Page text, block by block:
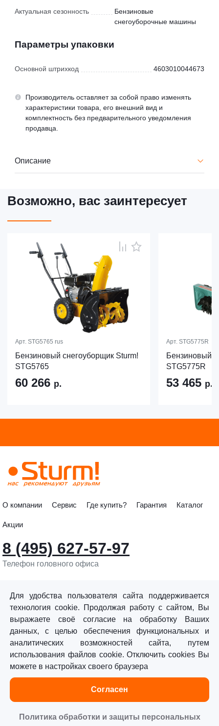
Актуальная сезонность
Бензиновые
снегоуборочные машины
Параметры упаковки
Основной штрихкод 4603010044673
Производитель оставляет за собой право изменять
характеристики товара, его внешний вид и
комплектность без предварительного уведомления
продавца.
Описание
Возможно, вас заинтересует
Арт. STG5765 rus
Бензиновый снегоуборщик Sturm!
STG5765
60 266 р.
Арт. STG5775R
Бензиновый
STG5775R
53 465 р.
О компании Сервис Где купить? Гарантия Каталог
Акции
8 (495) 627-57-97
Телефон головного офиса
©«Sturm!» 2011–2026 ®
Все права защищены.
Политика обработки персональных данных
Для удобства пользователя сайта поддерживается
технология cookie. Продолжая работу с сайтом, Вы
выражаете своё согласие на обработку Ваших
данных, с целью обеспечения функциональных и
аналитических возможностей сайта, путем
использования файлов cookie. Отключить cookies Вы
можете в настройках своего браузера
Согласен
Политика обработки и защиты персональных